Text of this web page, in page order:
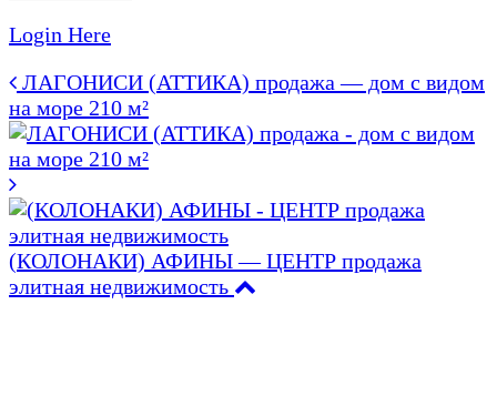
Login Here
ЛАГОНИСИ (АТТИКА) продажа — дом с видом
на море 210 м²
(КОЛОНАКИ) АФИНЫ — ЦЕНТР продажа
элитная недвижимость